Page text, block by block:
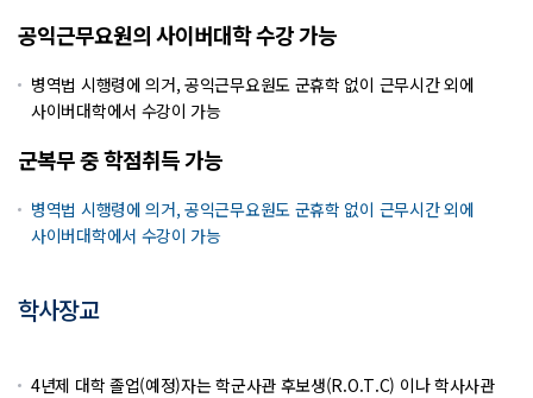
공익근무요원의 사이버대학 수강 가능
병역법 시행령에 의거, 공익근무요원도 군휴학 없이 근무시간 외에
사이버대학에서 수강이 가능
군복무 중 학점취득 가능
병역법 시행령에 의거, 공익근무요원도 군휴학 없이 근무시간 외에
사이버대학에서 수강이 가능
학사장교
4년제 대학 졸업(예정)자는 학군사관 후보생(R.O.T.C) 이나 학사사관